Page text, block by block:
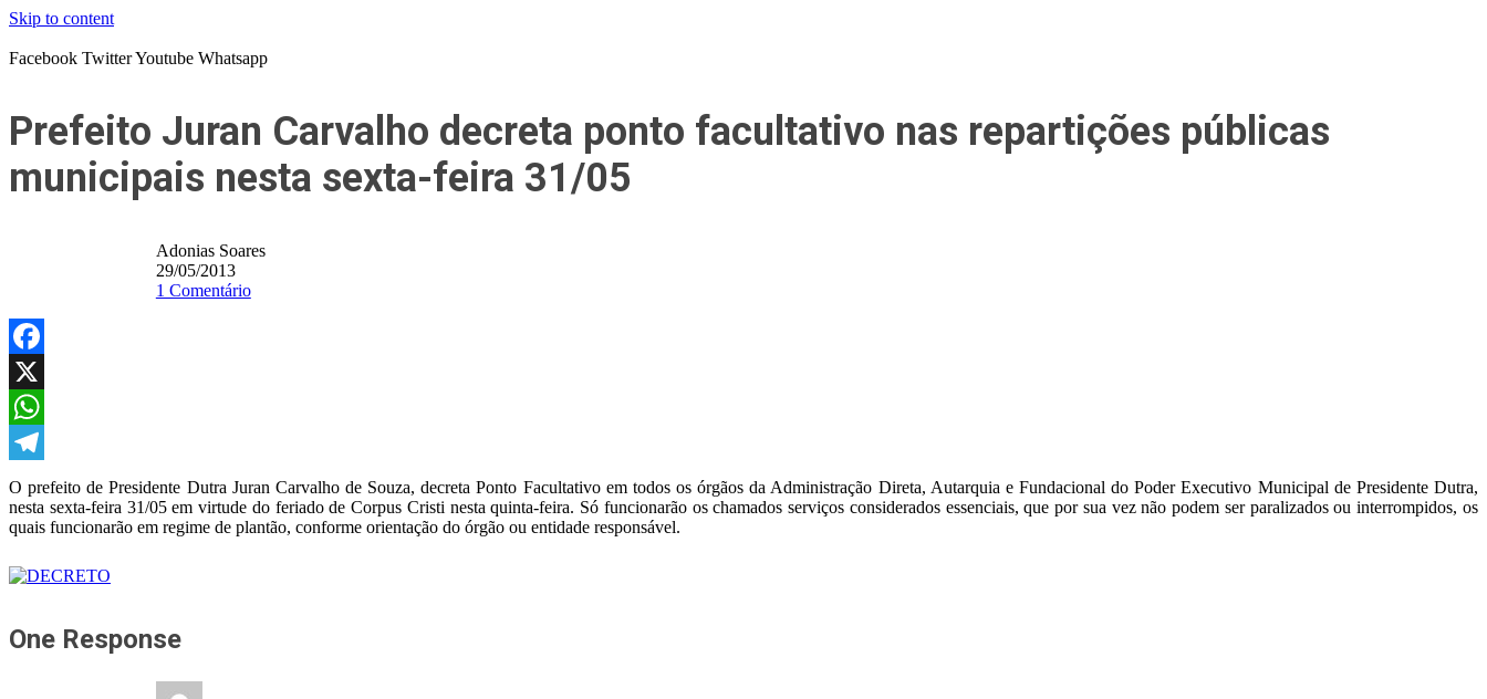
Skip to content
Facebook TwitterYoutube Whatsapp
Prefeito Juran Carvalho decreta ponto facultativo nas repartições públicas
municipais nesta sexta-feira 31/05
Adonias Soares
29/05/2013
1 Comentário
Facebook
X
WhatsApp
Telegram
O prefeito de Presidente Dutra Juran Carvalho de Souza, decreta Ponto Facultativo em todos os órgãos da Administração Direta, Autarquia e Fundacional do Poder Executivo Municipal de Presidente Dutra,
nesta sexta-feira 31/05 em virtude do feriado de Corpus Cristi nesta quinta-feira. Só funcionarão os chamados serviços considerados essenciais, que por sua vez não podem ser paralizados ou interrompidos, os
quais funcionarão em regime de plantão, conforme orientação do órgão ou entidade responsável.
One Response